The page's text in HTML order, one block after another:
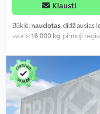
Klausti
Būklė: naudotas, didžiausias
svoris:16 000 kg, pirmoji
, krovinių skyriaus
aukštis:2 740 mm, krovinio
2 550 mm